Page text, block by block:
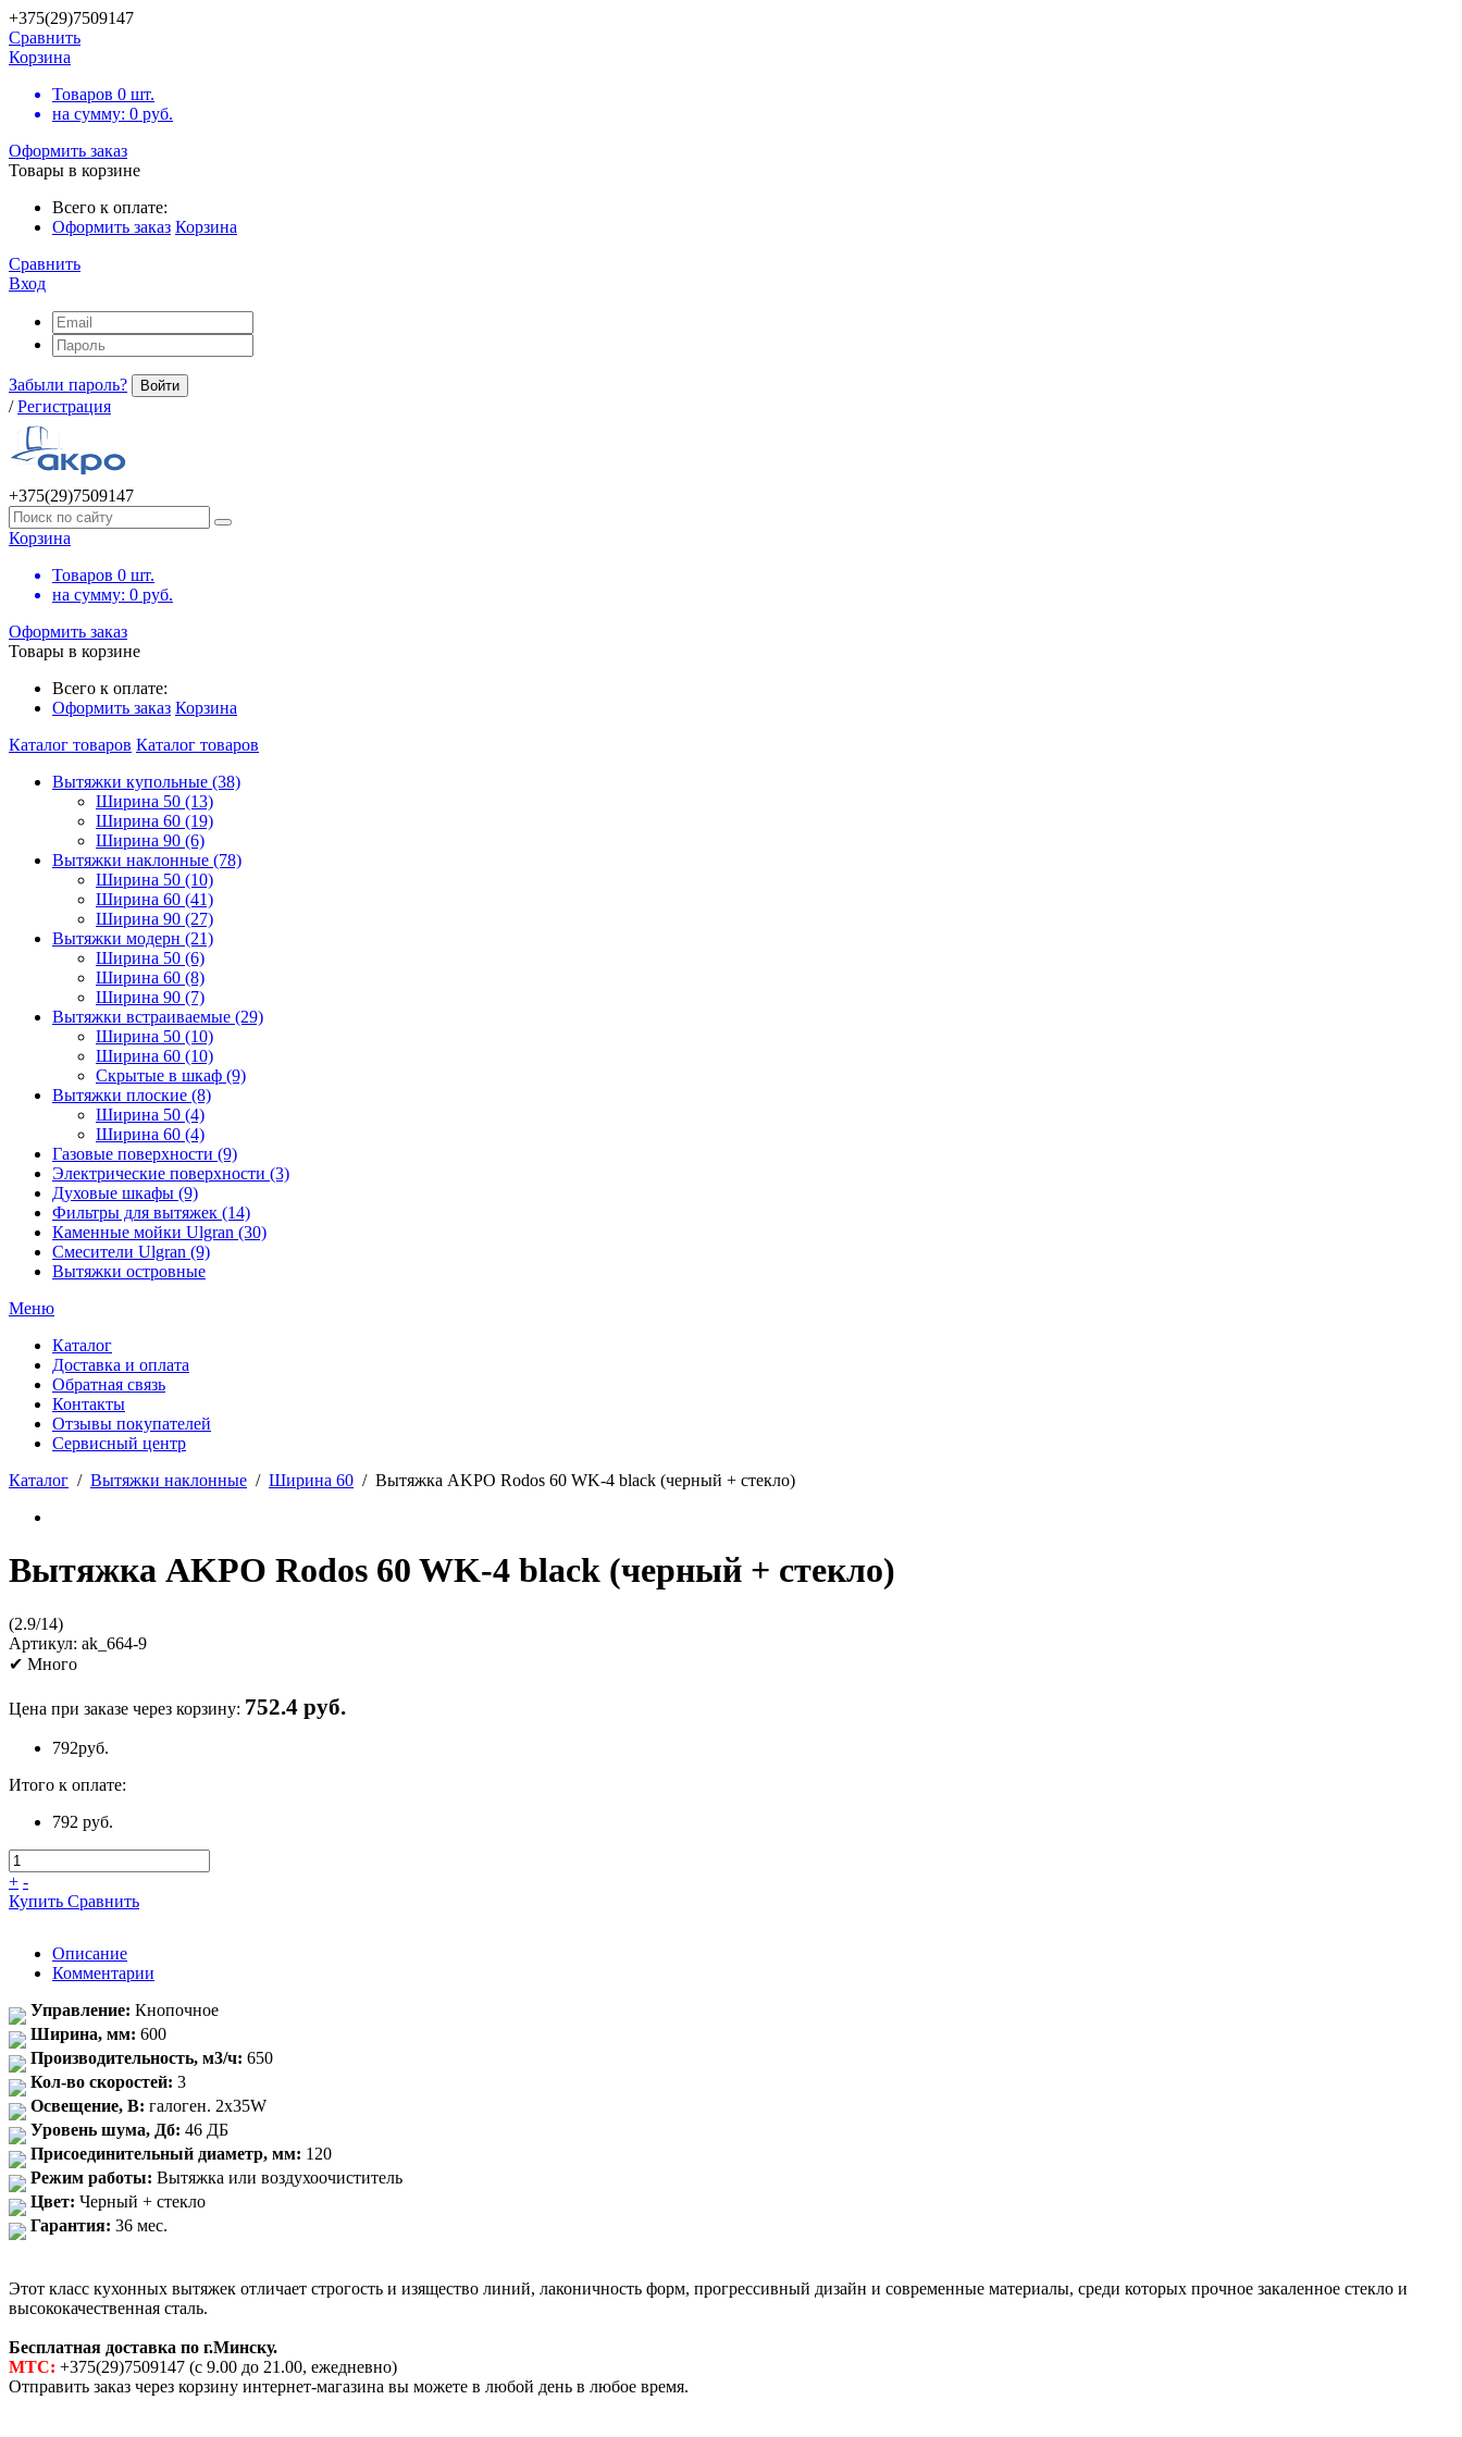
+375(29)7509147
Сравнить
Корзина
Товаров 0 шт.
на сумму: 0 руб.
Оформить заказ
Товары в корзине
Всего к оплате:
Оформить заказ Корзина
Сравнить
Вход
Забыли пароль? Войти
/ Регистрация
+375(29)7509147
Корзина
Товаров 0 шт.
на сумму: 0 руб.
Оформить заказ
Товары в корзине
Всего к оплате:
Оформить заказ Корзина
Каталог товаров Каталог товаров
Вытяжки купольные (38)
Ширина 50 (13)
Ширина 60 (19)
Ширина 90 (6)
Вытяжки наклонные (78)
Ширина 50 (10)
Ширина 60 (41)
Ширина 90 (27)
Вытяжки модерн (21)
Ширина 50 (6)
Ширина 60 (8)
Ширина 90 (7)
Вытяжки встраиваемые (29)
Ширина 50 (10)
Ширина 60 (10)
Скрытые в шкаф (9)
Вытяжки плоские (8)
Ширина 50 (4)
Ширина 60 (4)
Газовые поверхности (9)
Электрические поверхности (3)
Духовые шкафы (9)
Фильтры для вытяжек (14)
Каменные мойки Ulgran (30)
Смесители Ulgran (9)
Вытяжки островные
Меню
Каталог
Доставка и оплата
Обратная связь
Контакты
Отзывы покупателей
Сервисный центр
Каталог / Вытяжки наклонные / Ширина 60 / Вытяжка AKPO Rodos 60 WK-4 black (черный + стекло)
Вытяжка AKPO Rodos 60 WK-4 black (черный + стекло)
(2.9/14)
Артикул: ak_664-9
✔ Много
Цена при заказе через корзину: 752.4 руб.
792руб.
Итого к оплате:
792 руб.
+ -
Купить Сравнить
Описание
Комментарии
Управление: Кнопочное
Ширина, мм: 600
Производительность, м3/ч: 650
Кол-во скоростей: 3
Освещение, В: галоген. 2x35W
Уровень шума, Дб: 46 ДБ
Присоединительный диаметр, мм: 120
Режим работы: Вытяжка или воздухоочиститель
Цвет: Черный + стекло
Гарантия: 36 мес.
Этот класс кухонных вытяжек отличает строгость и изящество линий, лаконичность форм, прогрессивный дизайн и современные материалы, среди которых прочное закаленное стекло и
высококачественная сталь.
Бесплатная доставка по г.Минску.
МТС: +375(29)7509147 (с 9.00 до 21.00, ежедневно)
Отправить заказ через корзину интернет-магазина вы можете в любой день в любое время.